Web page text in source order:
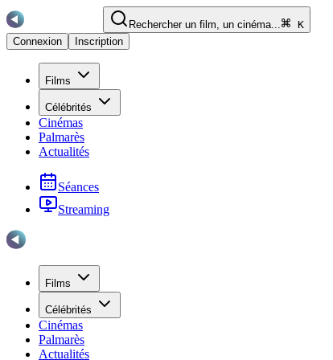
Rechercher un film, un cinéma...
K
Connexion
Inscription
Films
Célébrités
Cinémas
Palmarès
Actualités
Séances
Streaming
Films
Célébrités
Cinémas
Palmarès
Actualités